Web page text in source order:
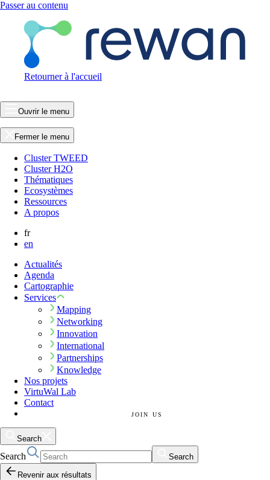
Passer au contenu
Retourner à l'accueil
Ouvrir le menu
Fermer le menu
Cluster TWEED
Cluster H2O
Thématiques
Ecosystèmes
Ressources
A propos
fr
en
Actualités
Agenda
Cartographie
Services
Mapping
Networking
Innovation
International
Partnerships
Knowledge
Nos projets
VirtuWal Lab
Contact
JOIN US
Search
Search
Search
Revenir aux résultats